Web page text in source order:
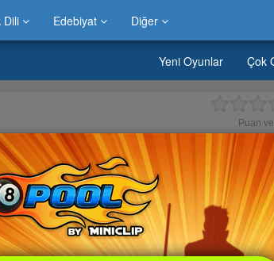
Dili Edebiyat Diğer
Yeni Oyunlar Çok
Puan